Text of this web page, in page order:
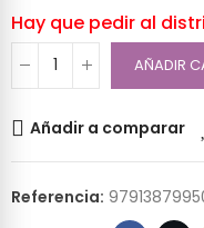
Hay que pedir al
AÑADIR
Añadir a comparar
Referencia: